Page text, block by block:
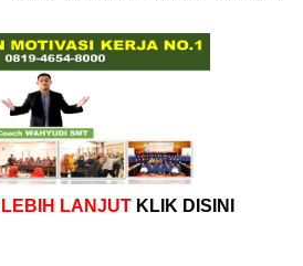
LANJUT KLIK DISINI